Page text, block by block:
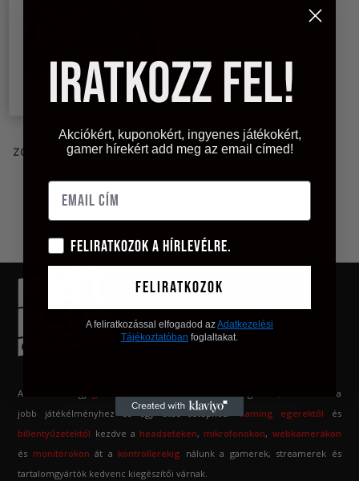
GAMESIR G7 PRO ZENLESS
ZONE ZERO EDITION VEZÉRLŐ
54 000Ft
A FirstBlood egy
, ahol mindent megtalálsz, ami kellhet a
jobb játékélményhez és egy ütős setuphoz.Gaming egerektől és
billentyűzetektől kezdve aheadseteken,mikrofonokon, webkamerákon
és monitorokon át akontrollerekig nálunk a gamerek, streamerek és
tartalomgyártók kedvenc kiegészítői várnak.
Iratkozz fel!
Akciókért, kuponokért, ingyenes játékokért,
gamer hírekért add meg az email címed!
Feliratkozok a hírlevélre.
Feliratkozok
A feliratkozással elfogadod azAdatkezelési
Tájékoztatóban foglaltakat.